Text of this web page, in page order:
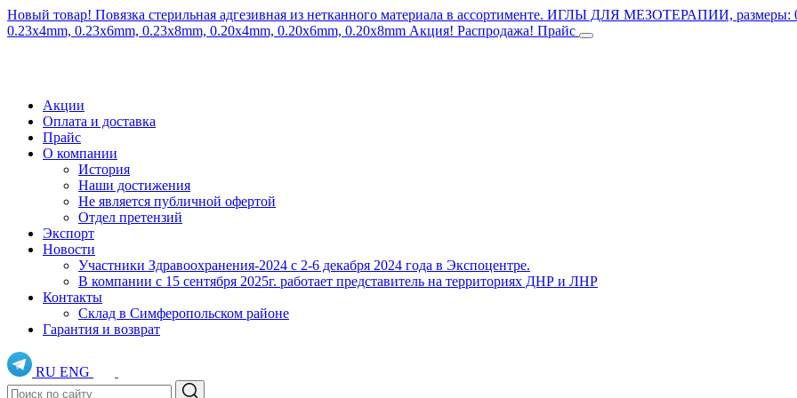
Новый товар! Повязка стерильная адгезивная из нетканного материала в ассортименте. ИГЛЫ ДЛЯ МЕЗОТЕРАПИИ, размеры:
0.23x4mm, 0.23x6mm, 0.23x8mm, 0.20x4mm, 0.20x6mm, 0.20x8mm Акция! Распродажа! Прайс
Акции
Оплата и доставка
Прайс
О компании
История
Наши достижения
Не является публичной офертой
Отдел претензий
Экспорт
Новости
Участники Здравоохранения-2024 с 2-6 декабря 2024 года в Экспоцентре.
В компании с 15 сентября 2025г. работает представитель на территориях ДНР и ЛНР
Контакты
Склад в Симферопольском районе
Гарантия и возврат
RU ENG